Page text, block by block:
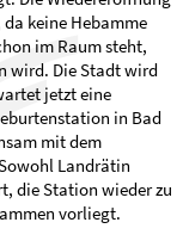
keine Hebamme
im Raum steht,
wird. Die Stadt wird
jetzt eine
in Bad
mit dem
Landrätin
die Station wieder zu
vorliegt.